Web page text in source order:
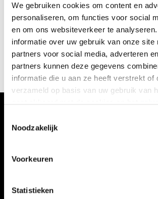
We gebruiken cookies om content en
personaliseren, om functies voor social
en om ons websiteverkeer te
informatie over uw gebruik van onze site
partners voor social media, adverteren
partners kunnen deze gegevens
informatie die u aan ze heeft verstrekt of
verzameld op basis van uw gebruik van
Noodzakelijk
Voorkeuren
Statistieken
Vrijwel direct na de uitvinding van de
beelden bewerken, soms met schaar en lijm
techniek slim te gebruiken. De tentoonstelling
fotocollages en fotomontages laat met meer
historische voorbeelden uit eigen collectie
fotomanipulatie zich vanaf het ontstaan van
aan de Tweede Wereldoorlog ontwikkelde en
daaraan ten grondslag lagen.
1 min
VERHALEN
KALENDER
THEMA’S